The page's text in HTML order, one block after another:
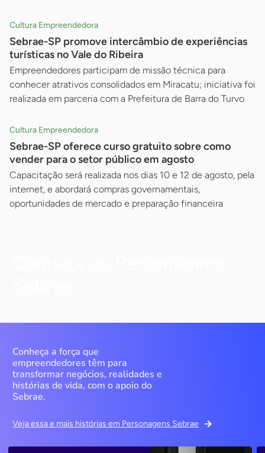
Cultura Empreendedora
Sebrae-SP promove intercâmbio de experiências
turísticas no Vale do Ribeira
Empreendedores participam de missão técnica para
conhecer atrativos consolidados em Miracatu; iniciativa foi
realizada em parceria com a Prefeitura de Barra do Turvo
Cultura Empreendedora
Sebrae-SP oferece curso gratuito sobre como
vender para o setor público em agosto
Capacitação será realizada nos dias 10 e 12 de agosto, pela
internet, e abordará compras governamentais,
oportunidades de mercado e preparação financeira
Conheça a força que
empreendedores têm para
transformar negócios, realidades e
histórias de vida, com o apoio do
Sebrae.
Veja essa e mais histórias em Personagens Sebrae